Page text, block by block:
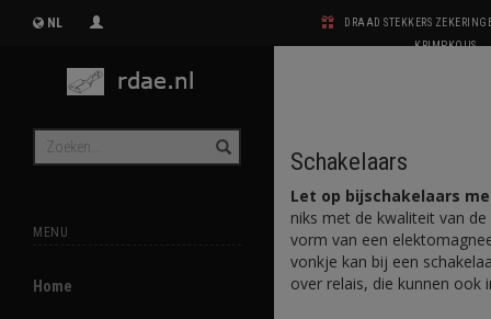
NL
DRAAD STEKKERS
KRIMPKOUS
MENU
Home
Schakelaars
Let op bijschakelaars
niks met de kwaliteit van
vorm van een
vonkje kan bij een
over relais, die kunnen ook